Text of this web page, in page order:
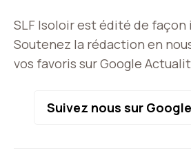
SLF Isoloir est édité de
Soutenez la rédaction en
vos favoris sur Google
Suivez nous sur